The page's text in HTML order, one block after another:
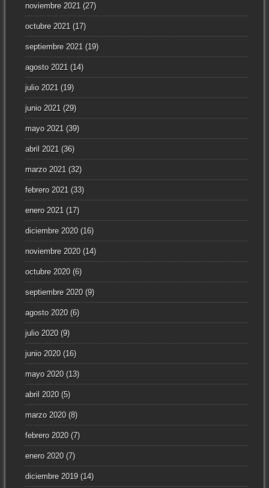
noviembre 2021(27)
octubre 2021(17)
septiembre 2021(19)
agosto 2021(14)
julio 2021(19)
junio 2021(29)
mayo 2021(39)
abril 2021(36)
marzo 2021(32)
febrero 2021(33)
enero 2021(17)
diciembre 2020(16)
noviembre 2020(14)
octubre 2020(6)
septiembre 2020(9)
agosto 2020(6)
julio 2020(9)
junio 2020(16)
mayo 2020(13)
abril 2020(5)
marzo 2020(8)
febrero 2020(7)
enero 2020(7)
diciembre 2019(14)